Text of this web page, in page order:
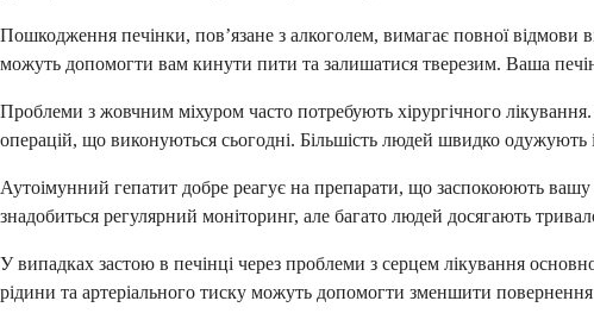
Пошкодження печінки, пов’язане з алкоголем, вимагає повної відмови
можуть допомогти вам кинути пити та залишатися тверезим. Ваша
Проблеми з жовчним міхуром часто потребують хірургічного
операцій, що виконуються сьогодні. Більшість людей швидко
Аутоімунний гепатит добре реагує на препарати, що заспокоюють
знадобиться регулярний моніторинг, але багато людей досягають
У випадках застою в печінці через проблеми з серцем лікування
рідини та артеріального тиску можуть допомогти зменшити повернення